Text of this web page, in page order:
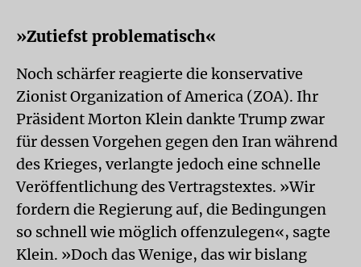
»Zutiefst problematisch«
Noch schärfer reagierte die konservative
Zionist Organization of America (ZOA). Ihr
Präsident Morton Klein dankte Trump zwar
für dessen Vorgehen gegen den Iran während
des Krieges, verlangte jedoch eine schnelle
Veröffentlichung des Vertragstextes. »Wir
fordern die Regierung auf, die Bedingungen
so schnell wie möglich offenzulegen«, sagte
Klein. »Doch das Wenige, das wir bislang